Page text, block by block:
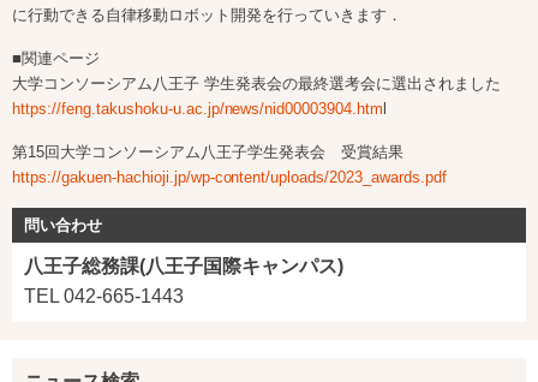
に行動できる自律移動ロボット開発を行っていきます．
■関連ページ
大学コンソーシアム八王子 学生発表会の最終選考会に選出されました
https://feng.takushoku-u.ac.jp/news/nid00003904.html
第15回大学コンソーシアム八王子学生発表会 受賞結果
https://gakuen-hachioji.jp/wp-content/uploads/2023_awards.pdf
問い合わせ
八王子総務課(八王子国際キャンパス)
TEL 042-665-1443